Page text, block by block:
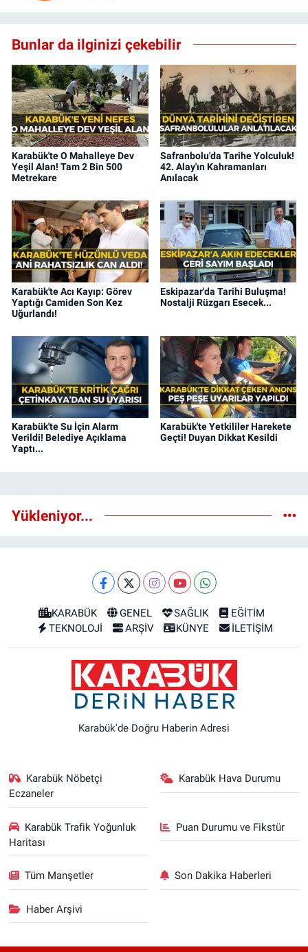
Bunlar da ilginizi çekebilir
Karabük'te O Mahalleye Dev
Yeşil Alan! Tam 2 Bin 500
Metrekare
Safranbolu'da Tarihe Yolculuk!
42. Alay'ın Kahramanları
Anılacak
Karabük'te Acı Kayıp: Görev
Yaptığı Camiden Son Kez
Uğurlandı!
Eskipazar'da Tarihi Buluşma!
Nostalji Rüzgarı Esecek...
Karabük'te Su İçin Alarm
Verildi! Belediye Açıklama
Yaptı...
Karabük'te Yetkililer Harekete
Geçti! Duyan Dikkat Kesildi
Yükleniyor...
KARABÜK GENEL SAĞLIK
EĞİTİM
TEKNOLOJİ
ARŞİV KÜNYE İLETİŞİM
Karabük'de Doğru Haberin Adresi
Karabük Nöbetçi
Eczaneler
Karabük Hava Durumu
Karabük Trafik Yoğunluk
Haritası
Puan Durumu ve Fikstür
Tüm Manşetler Son Dakika Haberleri
Haber Arşivi